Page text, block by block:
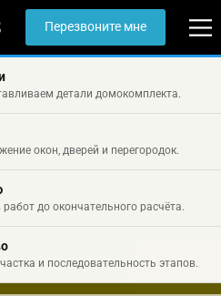
Перезвоните мне
детали домокомплекта.
окон, дверей и перегородок.
до окончательного расчёта.
и последовательность этапов.